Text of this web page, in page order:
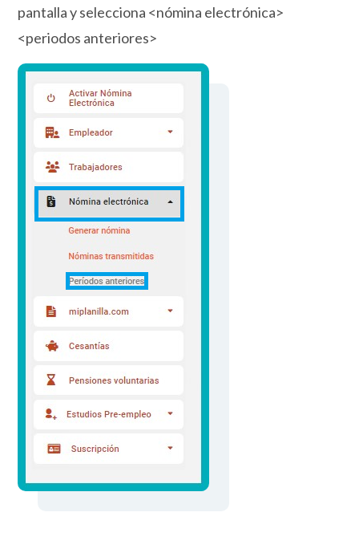
pantalla y selecciona <nómina electrónica>
<periodos anteriores>